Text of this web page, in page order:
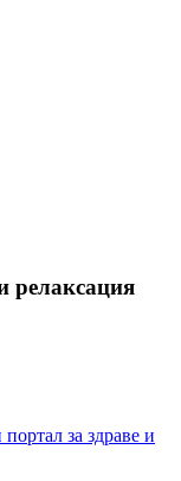
релаксация
за здраве и